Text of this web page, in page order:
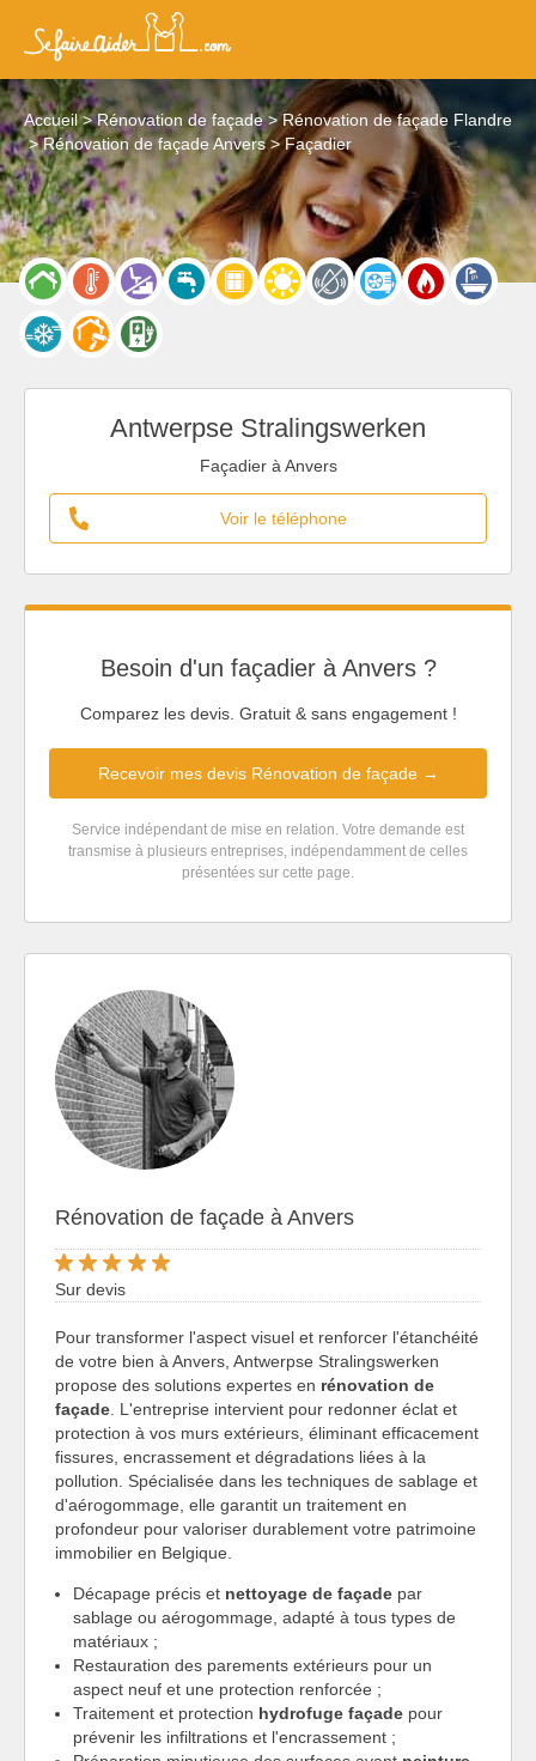
Accueil Rénovation de façade
Rénovation de façade Flandre
Rénovation de façade Anvers
Façadier
Antwerpse Stralingswerken
Façadier à Anvers
Voir le téléphone
Besoin d'un façadier à Anvers ?
Comparez les devis. Gratuit & sans engagement !
Recevoir mes devis Rénovation de façade →
Service indépendant de mise en relation. Votre demande est
transmise à plusieurs entreprises, indépendamment de celles
présentées sur cette page.
Rénovation de façade à Anvers
Sur devis
Pour transformer l'aspect visuel et renforcer l'étanchéité
de votre bien à Anvers, Antwerpse Stralingswerken
propose des solutions expertes en rénovation de
façade . L'entreprise intervient pour redonner éclat et
protection à vos murs extérieurs, éliminant efficacement
fissures, encrassement et dégradations liées à la
pollution. Spécialisée dans les techniques de sablage et
d'aérogommage, elle garantit un traitement en
profondeur pour valoriser durablement votre patrimoine
immobilier en Belgique.
Décapage précis et nettoyage de façade par
sablage ou aérogommage, adapté à tous types de
matériaux ;
Restauration des parements extérieurs pour un
aspect neuf et une protection renforcée ;
Traitement et protection hydrofuge façade pour
prévenir les infiltrations et l'encrassement ;